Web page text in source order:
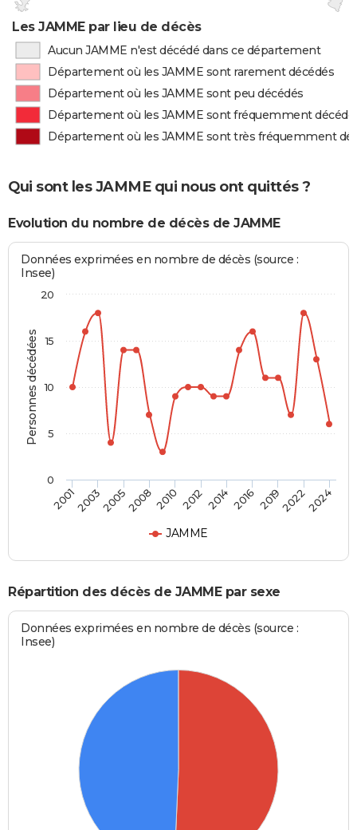
Les JAMME par lieu de décès
Aucun JAMME n'est décédé dans ce département
Département où les JAMME sont rarement décédés
Département où les JAMME sont peu décédés
Département où les JAMME sont fréquemment
Département où les JAMME sont très fréquemment
Qui sont les JAMME qui nous ont quittés ?
Evolution du nombre de décès de JAMME
Personnes décédées
Données exprimées en nombre de décès (source :
Insee)
JAMME
20012003200520082010 2012 2014 2016 201920222024
0
5
10
15
20
Répartition des décès de JAMME par sexe
Données exprimées en nombre de décès (source :
Insee)